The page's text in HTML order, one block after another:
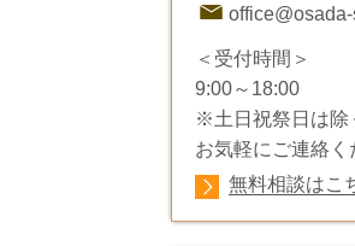
＜受付時間＞
9:00～18:00
※土日祝祭日は除
お気軽にご連絡く
無料相談はこ